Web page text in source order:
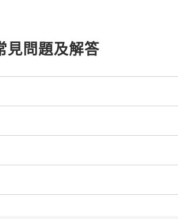
見問題及解答